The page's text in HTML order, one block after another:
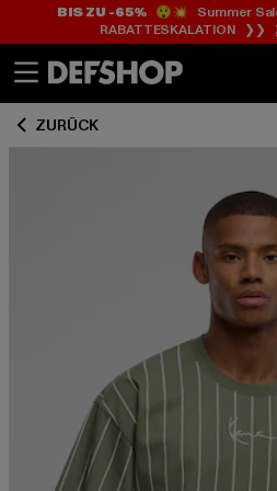
BIS ZU -65%😲💥 Summer
RABATTESKALATION ❯❯
ZURÜCK